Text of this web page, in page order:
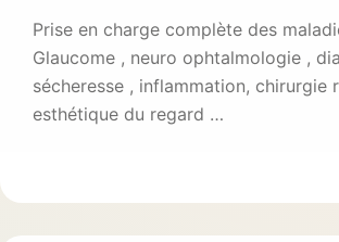
Prise en charge complète des
Glaucome , neuro ophtalmologie ,
sécheresse , inflammation, chirurgie
esthétique du regard …